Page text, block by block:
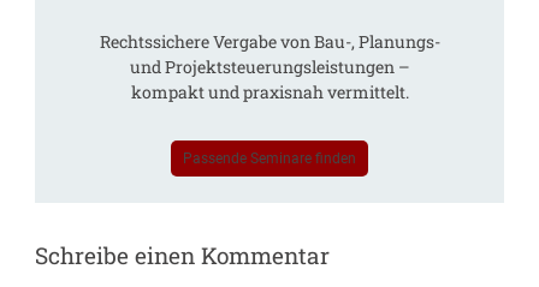
Rechtssichere Vergabe von Bau-, Planungs-
und Projektsteuerungsleistungen –
kompakt und praxisnah vermittelt.
Passende Seminare finden
Schreibe einen Kommentar